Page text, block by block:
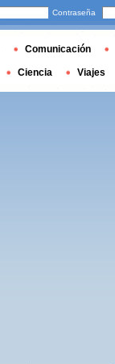
Contraseña
Comunicación
Ciencia Viajes